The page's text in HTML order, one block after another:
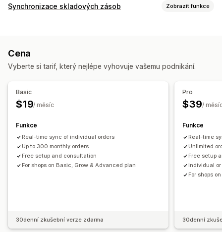
Finanční výkazy
Finanční operace
Více obchodů
Automatizovaná synchronizace dat
Skladové zásoby a produkt
Synchronizace skladových zásob v reálném čase
Nacenění
Mapování daně z prodeje
Synchronizace skladových zásob Zobrazit funkce
Jednotky SKU
V reálném čase
Aktualizace objednávek
Cena
Vyberte si tarif, který nejlépe vyhovuje vašemu podnikání.
Basic
$19/ měsíc
Funkce
Real-time sync of individual orders
Up to 300 monthly orders
Free setup and consultation
For shops on Basic, Grow & Advanced plan
30denní zkušební verze zdarma
Pro
$39/
Funkce
Real-time
Unlimited
Free setup
Individual
For shops
30denní